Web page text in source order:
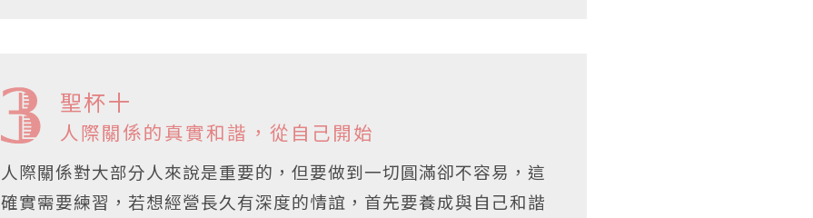
聖杯十
人際關係的真實和諧，從自己開始
人際關係對大部分人來說是重要的，但要做到一切圓滿卻不容易，這
確實需要練習，若想經營長久有深度的情誼，首先要養成與自己和諧